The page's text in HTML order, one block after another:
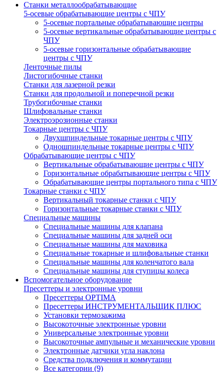
Станки металлообрабатывающие
5-осевые обрабатывающие центры с ЧПУ
5-осевые портальные обрабатывающие центры
5-осевые вертикальные обрабатывающие центры с
ЧПУ
5-осевые горизонтальные обрабатывающие
центры с ЧПУ
Ленточные пилы
Листогибочные станки
Станки для лазерной резки
Станки для продольной и поперечной резки
Трубогибочные станки
Шлифовальные станки
Электроэрозионные станки
Токарные центры с ЧПУ
Двухшпиндельные токарные центры с ЧПУ
Одношпиндельные токарные центры с ЧПУ
Обрабатывающие центры с ЧПУ
Вертикальные обрабатывающие центры с ЧПУ
Горизонтальные обрабатывающие центры с ЧПУ
Обрабатывающие центры портального типа с ЧПУ
Токарные станки с ЧПУ
Вертикальный токарные станки с ЧПУ
Горизонтальные токарные станки с ЧПУ
Специальные машины
Специальные машины для клапана
Специальные машины для задней оси
Специальные машины для маховика
Специальные токарные и шлифовальные станки
Специальные машины для коленчатого вала
Специальные машины для ступицы колеса
Вспомогательное оборудование
Пресеттеры и электронные уровни
Пресеттеры OPTIMA
Пресеттеры ИНСТРУМЕНТАЛЬЩИК ПЛЮС
Установки термозажима
Высокоточные электронные уровни
Универсальные электронные уровни
Высокоточные ампульные и механические уровни
Электронные датчики угла наклона
Средства подключения и коммутации
Все категории (9)